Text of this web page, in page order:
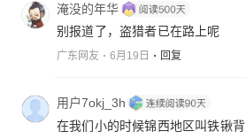
淹没的年华
别报道了，盗猎者已在路上呢
广东网友 6月19日 回复
用户7okj_3h
在我们小的时候锦西地区叫铁锹背